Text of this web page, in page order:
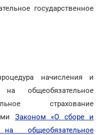
государственное
начисления и
общеобязательное
страхование
Законом «О сборе и
общеобязательное